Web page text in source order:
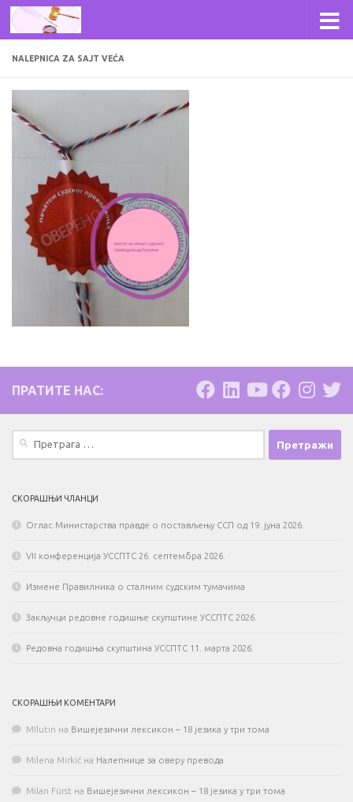
Skip to content
NALEPNICA ZA SAJT VEĆA
ПРАТИТЕ НАС:
СКОРАШЊИ ЧЛАНЦИ
Оглас Министарства правде о постављењу ССП од 19. јуна 2026.
VII конференција УССПТС 26. септембра 2026.
Измене Правилника о сталним судским тумачима
Закључци редовне годишње скупштине УССПТС 2026.
Редовна годишња скупштина УССПТС 11. марта 2026.
СКОРАШЊИ КОМЕНТАРИ
MIlutin на Вишејезични лексикон – 18 језика у три тома
Milena Mirkić на Налепнице за оверу превода
Milan Fürst на Вишејезични лексикон – 18 језика у три тома